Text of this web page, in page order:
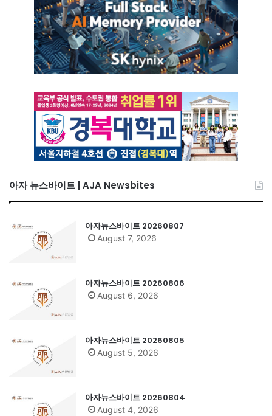
아자 뉴스바이트 | AJA Newsbites
아자뉴스바이트 20260807
August 7, 2026
아자뉴스바이트 20260806
August 6, 2026
아자뉴스바이트 20260805
August 5, 2026
아자뉴스바이트 20260804
August 4, 2026